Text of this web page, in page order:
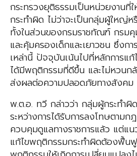
กระทรวงยุติธรรมเป็นหน่วยงานที่
กระทำผิด ไม่ว่าจะเป็นกลุ่มผู้ใหญ่ห
ทั้งในส่วนของกรมราชทัณฑ์ กรม
และคุ้มครองเด็กและเยาวชน ซึ่งก
เหล่านี้ ปัจจุบันเน้นไปที่หลักการแ
ได้มีพฤติกรรมที่ดีขึ้น และไม่หวนก
ส่งผลต่อความปลอดภัยทางสังคม
พ.ต.อ. ทวี กล่าวว่า กลุ่มผู้กระทำผิ
ระหว่างการได้รับการลงโทษตามก
ควบคุมดูแลทางราชการแล้ว แต่แ
แก้ไขพฤติกรรมกระทำผิดต้องฟื้น